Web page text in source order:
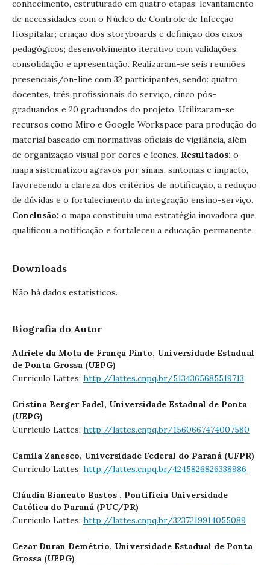
conhecimento, estruturado em quatro etapas: levantamento
de necessidades com o Núcleo de Controle de Infecção
Hospitalar; criação dos storyboards e definição dos eixos
pedagógicos; desenvolvimento iterativo com validações;
consolidação e apresentação. Realizaram-se seis reuniões
presenciais/on-line com 32 participantes, sendo: quatro
docentes, três profissionais do serviço, cinco pós-
graduandos e 20 graduandos do projeto. Utilizaram-se
recursos como Miro e Google Workspace para produção do
material baseado em normativas oficiais de vigilância, além
de organização visual por cores e ícones. Resultados: o
mapa sistematizou agravos por sinais, sintomas e impacto,
favorecendo a clareza dos critérios de notificação, a redução
de dúvidas e o fortalecimento da integração ensino-serviço.
Conclusão: o mapa constituiu uma estratégia inovadora que
qualificou a notificação e fortaleceu a educação permanente.
Downloads
Não há dados estatísticos.
Biografia do Autor
Adriele da Mota de França Pinto, Universidade Estadual
de Ponta Grossa (UEPG)
Currículo Lattes: http://lattes.cnpq.br/5134365685519713
Cristina Berger Fadel, Universidade Estadual de Ponta
(UEPG)
Currículo Lattes: http://lattes.cnpq.br/1560667474007580
Camila Zanesco, Universidade Federal do Paraná (UFPR)
Currículo Lattes: http://lattes.cnpq.br/4245826826338986
Cláudia Biancato Bastos , Pontifícia Universidade
Católica do Paraná (PUC/PR)
Currículo Lattes: http://lattes.cnpq.br/3237219914055089
Cezar Duran Demétrio, Universidade Estadual de Ponta
Grossa (UEPG)